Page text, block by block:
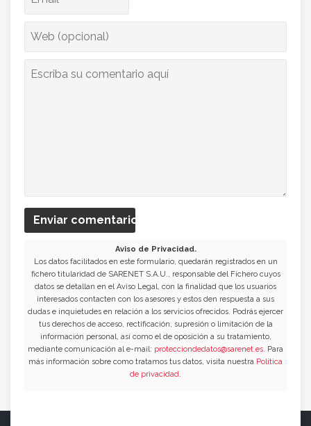
Enviar comentario
Aviso de Privacidad.
Los datos facilitados en este formulario, quedarán registrados en un
fichero titularidad de SARENET S.A.U., responsable del Fichero cuyos
datos se detallan en el Aviso Legal, con la finalidad que los usuarios
interesados contacten con los asesores y estos den respuesta a sus
dudas e inquietudes en relación a los servicios ofrecidos. Podrás ejercer
tus derechos de acceso, rectificación, supresión o limitación de la
información personal, así como el de oposición a su tratamiento,
mediante comunicación al e-mail: protecciondedatos@sarenet.es. Para
más información sobre como tratamos tus datos, visita nuestra Política
de privacidad.